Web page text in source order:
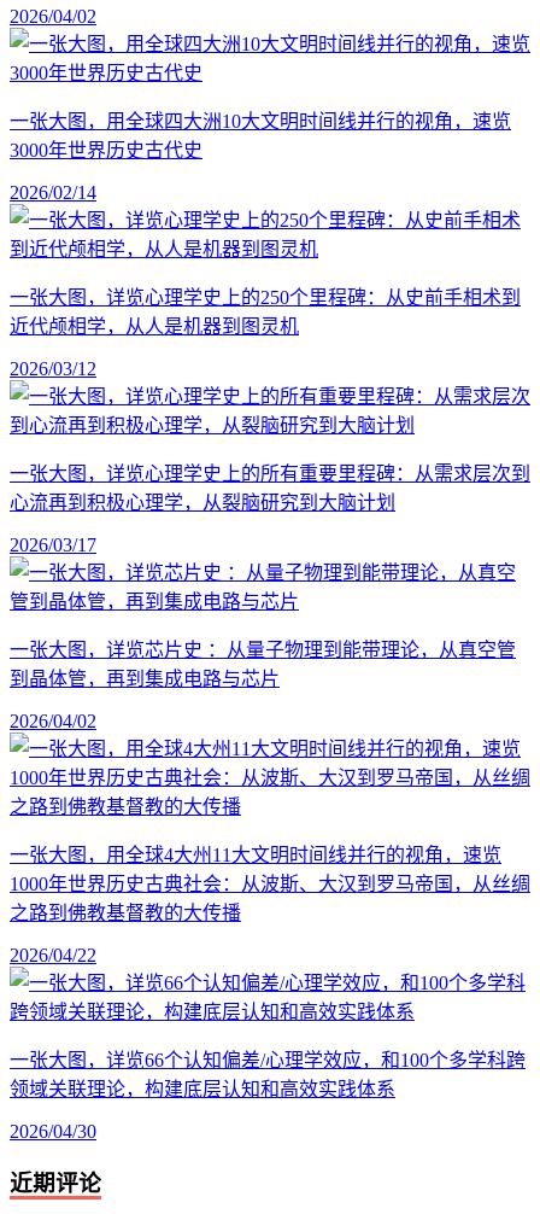
2026/04/02
一张大图，用全球四大洲10大文明时间线并行的视角，速览
3000年世界历史古代史
2026/02/14
一张大图，详览心理学史上的250个里程碑：从史前手相术到
近代颅相学，从人是机器到图灵机
2026/03/12
一张大图，详览心理学史上的所有重要里程碑：从需求层次到
心流再到积极心理学，从裂脑研究到大脑计划
2026/03/17
一张大图，详览芯片史 ：从量子物理到能带理论，从真空管
到晶体管，再到集成电路与芯片
2026/04/02
一张大图，用全球4大州11大文明时间线并行的视角，速览
1000年世界历史古典社会：从波斯、大汉到罗马帝国，从丝绸
之路到佛教基督教的大传播
2026/04/22
一张大图，详览66个认知偏差/心理学效应，和100个多学科跨
领域关联理论，构建底层认知和高效实践体系
2026/04/30
近期评论